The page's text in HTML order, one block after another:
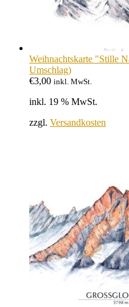
Weihnachtskarte "Stille
Umschlag)
€3,00 inkl. MwSt.
inkl. 19 % MwSt.
zzgl. Versandkosten